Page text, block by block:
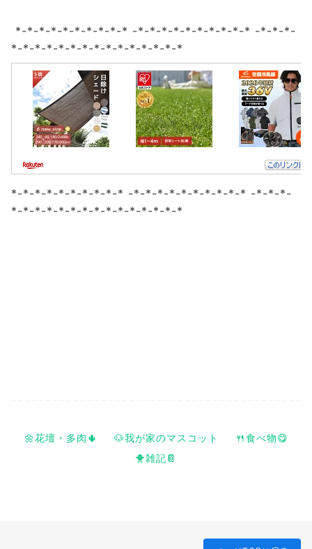
*-*-*-*-*-*-*-*-*-* -*-*-*-*-*-*-*-*-*-* -*-*-*-
*-*-*-*-*-*-*-*-*-*-*-*-*-*-*
*-*-*-*-*-*-*-*-*-* -*-*-*-*-*-*-*-*-*-* -*-*-*-
*-*-*-*-*-*-*-*-*-*-*-*-*-*-*
🌼花壇・多肉🌵 🐶我が家のマスコット
🍴食べ物😋
🐥雑記📔